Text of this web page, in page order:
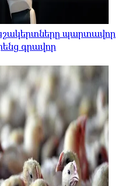
պարտավոր
գրավոր